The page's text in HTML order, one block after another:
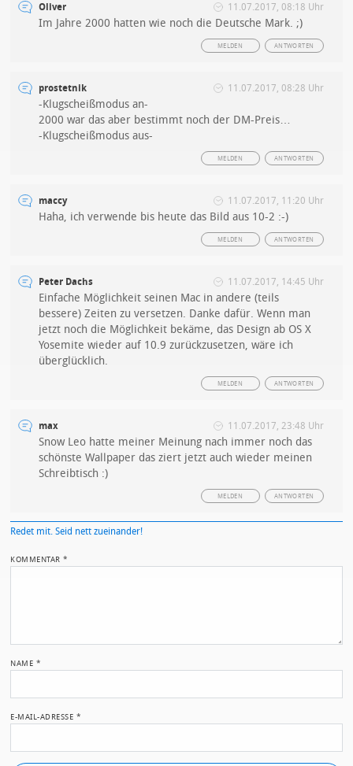
Oliver 11.07.2017, 08:18 Uhr
Im Jahre 2000 hatten wie noch die Deutsche Mark. ;)
ANTWORTEN
MELDEN
prostetnik 11.07.2017, 08:28 Uhr
-Klugscheißmodus an-
2000 war das aber bestimmt noch der DM-Preis…
-Klugscheißmodus aus-
ANTWORTEN
MELDEN
maccy 11.07.2017, 11:20 Uhr
Haha, ich verwende bis heute das Bild aus 10-2 :-)
ANTWORTEN
MELDEN
Peter Dachs 11.07.2017, 14:45 Uhr
Einfache Möglichkeit seinen Mac in andere (teils
bessere) Zeiten zu versetzen. Danke dafür. Wenn man
jetzt noch die Möglichkeit bekäme, das Design ab OS X
Yosemite wieder auf 10.9 zurückzusetzen, wäre ich
überglücklich.
ANTWORTEN
MELDEN
max 11.07.2017, 23:48 Uhr
Snow Leo hatte meiner Meinung nach immer noch das
schönste Wallpaper das ziert jetzt auch wieder meinen
Schreibtisch :)
ANTWORTEN
MELDEN
Redet mit. Seid nett zueinander!
KOMMENTAR*
NAME *
E-MAIL-ADRESSE *